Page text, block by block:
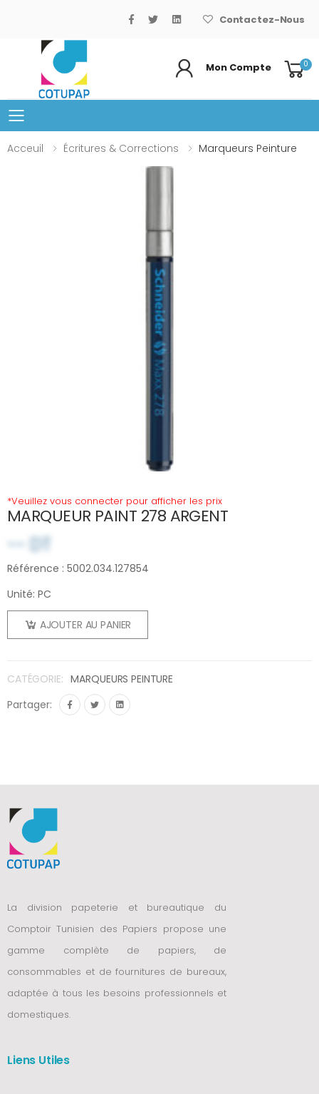
Contactez-Nous
Mon Compte 0
Basculer le menu mobile
Acceuil Écritures & Corrections Marqueurs Peinture
*Veuillez vous connecter pour afficher les prix
MARQUEUR PAINT 278 ARGENT
-- DT
Référence : 5002.034.127854
Unité: PC
AJOUTER AU PANIER
CATÉGORIE: MARQUEURS PEINTURE
Partager:
La division papeterie et bureautique du
Comptoir Tunisien des Papiers propose une
gamme complète de papiers, de
consommables et de fournitures de bureaux,
adaptée à tous les besoins professionnels et
domestiques.
Liens Utiles